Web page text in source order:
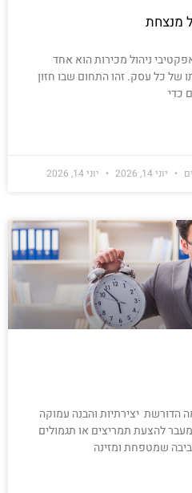
ניהול מכירות הוא אחד
של כל עסק. זהו התחום שבו חזון
כדי
יוני 14, 2026 יוני 14, 2026
הדורשת יצירתיות והבנה עמוקה
להצעת תמריצים או תגמולים
שמטפחת ומזינה